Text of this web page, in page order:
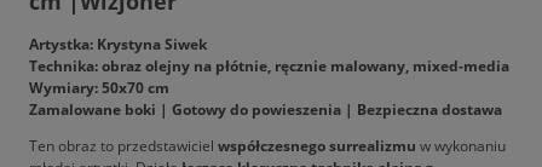
Artystka: Krystyna Siwek
Technika: obraz olejny na płótnie, ręcznie malowany, mixed-media
Wymiary: 50x70 cm
Zamalowane boki | Gotowy do powieszenia | Bezpieczna dostawa
Ten obraz to przedstawiciel współczesnego surrealizmu w wykonaniu